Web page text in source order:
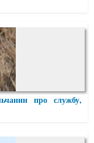
про службу,